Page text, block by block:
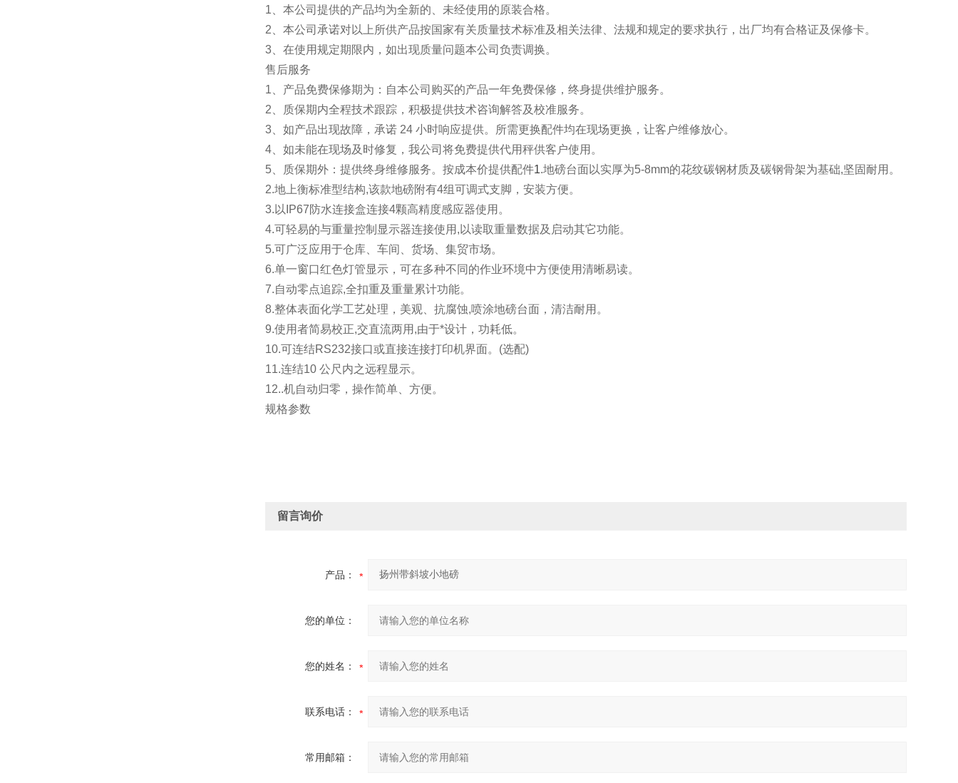
1、本公司提供的产品均为全新的、未经使用的原装合格。
2、本公司承诺对以上所供产品按国家有关质量技术标准及相关法律、法规和规定的要求执行，出厂均有合格证及保修卡。
3、在使用规定期限内，如出现质量问题本公司负责调换。
售后服务
1、产品免费保修期为：自本公司购买的产品一年免费保修，终身提供维护服务。
2、质保期内全程技术跟踪，积极提供技术咨询解答及校准服务。
3、如产品出现故障，承诺 24 小时响应提供。所需更换配件均在现场更换，让客户维修放心。
4、如未能在现场及时修复，我公司将免费提供代用秤供客户使用。
5、质保期外：提供终身维修服务。按成本价提供配件1.地磅台面以实厚为5-8mm的花纹碳钢材质及碳钢骨架为基础,坚固耐用。
2.地上衡标准型结构,该款地磅附有4组可调式支脚，安装方便。
3.以IP67防水连接盒连接4颗高精度感应器使用。
4.可轻易的与重量控制显示器连接使用,以读取重量数据及启动其它功能。
5.可广泛应用于仓库、车间、货场、集贸市场。
6.单一窗口红色灯管显示，可在多种不同的作业环境中方便使用清晰易读。
7.自动零点追踪,全扣重及重量累计功能。
8.整体表面化学工艺处理，美观、抗腐蚀,喷涂地磅台面，清洁耐用。
9.使用者简易校正,交直流两用,由于*设计，功耗低。
10.可连结RS232接口或直接连接打印机界面。(选配)
11.连结10 公尺内之远程显示。
12..机自动归零，操作简单、方便。
规格参数
留言询价
产品：
您的单位：
您的姓名：
联系电话：
常用邮箱：